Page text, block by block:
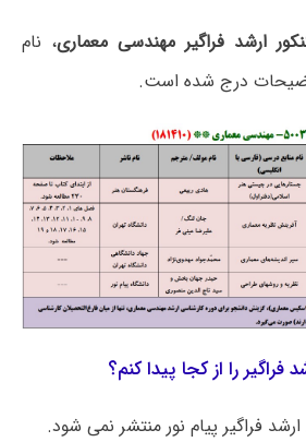
ارشد فراگیر مهندسی معماری، نام
درج شده است.
فراگیر را از کجا پیدا کنم؟
فراگیر پیام نور منتشر نمی شود.